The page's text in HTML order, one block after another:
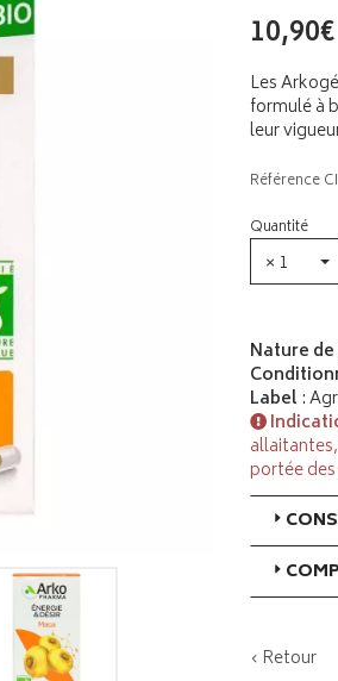
10,90€
Les
formulé à
leur
Référence
Quantité
× 1
Nature
Label:
portée
‹ Retour